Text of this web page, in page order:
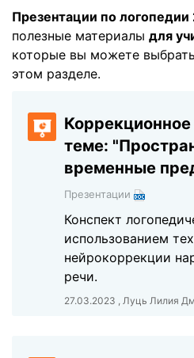
Презентации по логопедии
полезные материалы для
которые вы можете
этом разделе.
Коррекционное
теме:
временные
Презентации
Конспект
использованием
нейрокоррекции
речи.
27.03.2023 , Луць Лилия